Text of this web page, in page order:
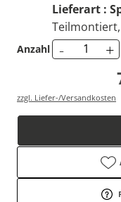
Lieferart :
Anzahl - +
zzgl. Liefer-/Versandkosten